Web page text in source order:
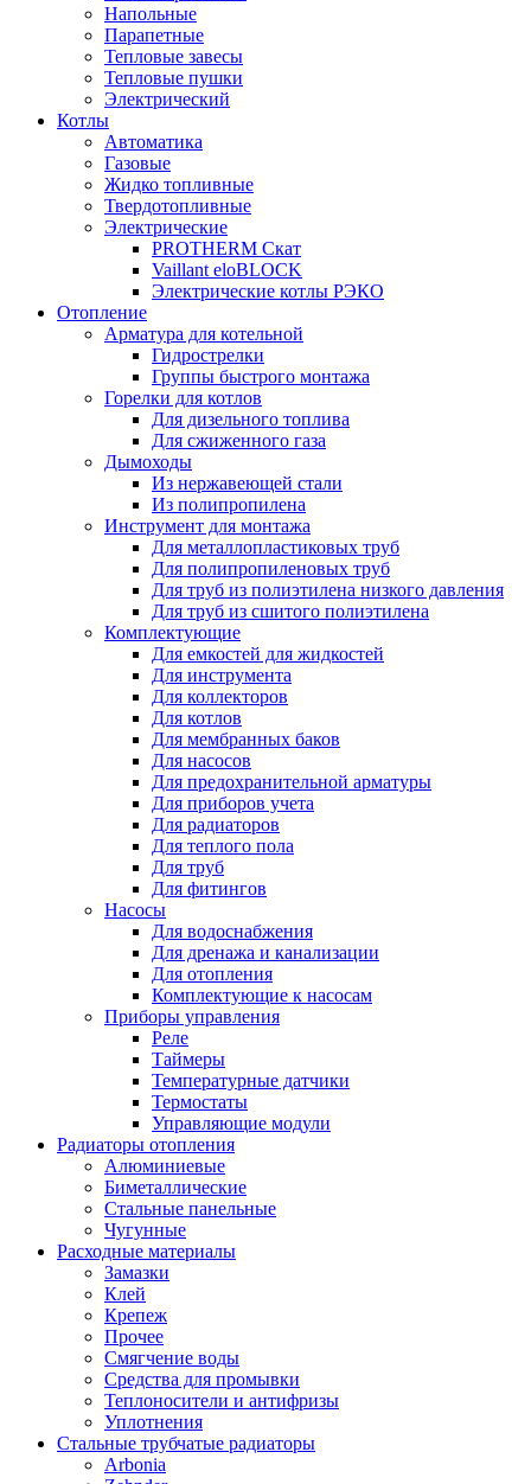
Напольные
Парапетные
Тепловые завесы
Тепловые пушки
Электрический
Котлы
Автоматика
Газовые
Жидко топливные
Твердотопливные
Электрические
PROTHERM Скат
Vaillant eloBLOCK
Электрические котлы РЭКО
Отопление
Арматура для котельной
Гидрострелки
Группы быстрого монтажа
Горелки для котлов
Для дизельного топлива
Для сжиженного газа
Дымоходы
Из нержавеющей стали
Из полипропилена
Инструмент для монтажа
Для металлопластиковых труб
Для полипропиленовых труб
Для труб из полиэтилена низкого давления
Для труб из сшитого полиэтилена
Комплектующие
Для емкостей для жидкостей
Для инструмента
Для коллекторов
Для котлов
Для мембранных баков
Для насосов
Для предохранительной арматуры
Для приборов учета
Для радиаторов
Для теплого пола
Для труб
Для фитингов
Насосы
Для водоснабжения
Для дренажа и канализации
Для отопления
Комплектующие к насосам
Приборы управления
Реле
Таймеры
Температурные датчики
Термостаты
Управляющие модули
Радиаторы отопления
Алюминиевые
Биметаллические
Стальные панельные
Чугунные
Расходные материалы
Замазки
Клей
Крепеж
Прочее
Смягчение воды
Средства для промывки
Теплоносители и антифризы
Уплотнения
Стальные трубчатые радиаторы
Arbonia